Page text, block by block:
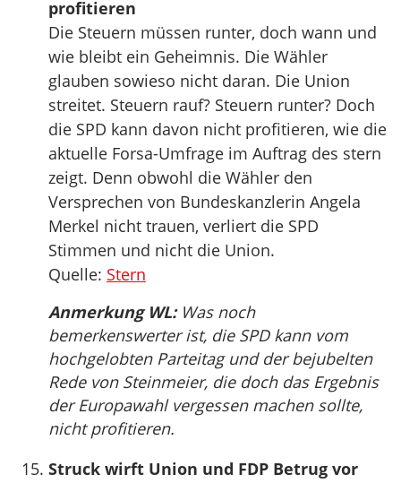
profitieren
Die Steuern müssen runter, doch wann und
wie bleibt ein Geheimnis. Die Wähler
glauben sowieso nicht daran. Die Union
streitet. Steuern rauf? Steuern runter? Doch
die SPD kann davon nicht profitieren, wie die
aktuelle Forsa-Umfrage im Auftrag des stern
zeigt. Denn obwohl die Wähler den
Versprechen von Bundeskanzlerin Angela
Merkel nicht trauen, verliert die SPD
Stimmen und nicht die Union.
Quelle: Stern
Anmerkung WL:Was noch
bemerkenswerter ist, die SPD kann vom
hochgelobten Parteitag und der bejubelten
Rede von Steinmeier, die doch das Ergebnis
der Europawahl vergessen machen sollte,
nicht profitieren.
Struck wirft Union und FDP Betrug vor